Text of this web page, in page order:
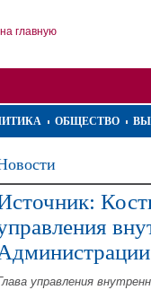
на главную
ОБЩЕСТВО
управления